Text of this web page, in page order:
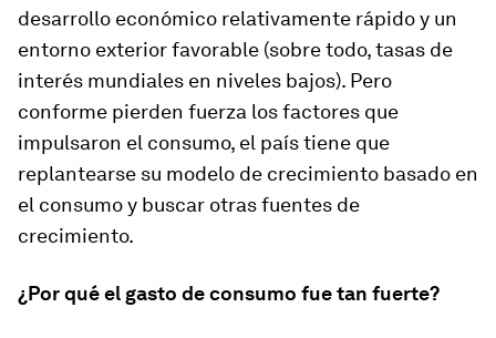
desarrollo económico relativamente rápido y un
entorno exterior favorable (sobre todo, tasas de
interés mundiales en niveles bajos). Pero
conforme pierden fuerza los factores que
impulsaron el consumo, el país tiene que
replantearse su modelo de crecimiento basado en
el consumo y buscar otras fuentes de
crecimiento.
¿Por qué el gasto de consumo fue tan fuerte?